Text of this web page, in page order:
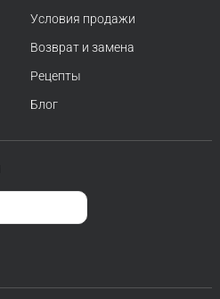
Условия продажи
Возврат и замена
Рецепты
Блог